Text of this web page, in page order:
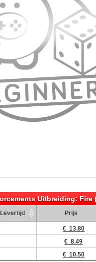
Uitbreiding: Fire
Levertijd Prijs
€ 13.80
€ 8.49
€ 10.50